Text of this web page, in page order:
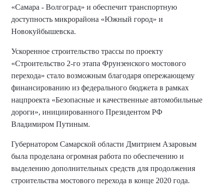
«Самара - Волгоград» и обеспечит транспортную
доступность микрорайона «Южный город» и
Новокуйбышевска.
Ускоренное строительство трассы по проекту
«Строительство 2-го этапа Фрунзенского мостового
перехода» стало возможным благодаря опережающему
финансированию из федерального бюджета в рамках
нацпроекта «Безопасные и качественные автомобильные
дороги», инициированного Президентом РФ
Владимиром Путиным.
Губернатором Самарской области Дмитрием Азаровым
была проделана огромная работа по обеспечению и
выделению дополнительных средств для продолжения
строительства мостового перехода в конце 2020 года.